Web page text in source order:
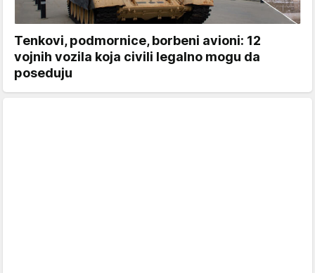
Tenkovi, podmornice, borbeni avioni: 12
vojnih vozila koja civili legalno mogu da
poseduju